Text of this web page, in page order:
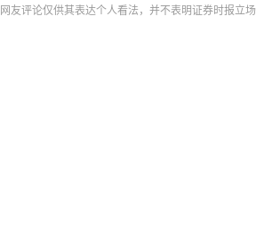
网友评论仅供其表达个人看法，并不表明证券时报立场